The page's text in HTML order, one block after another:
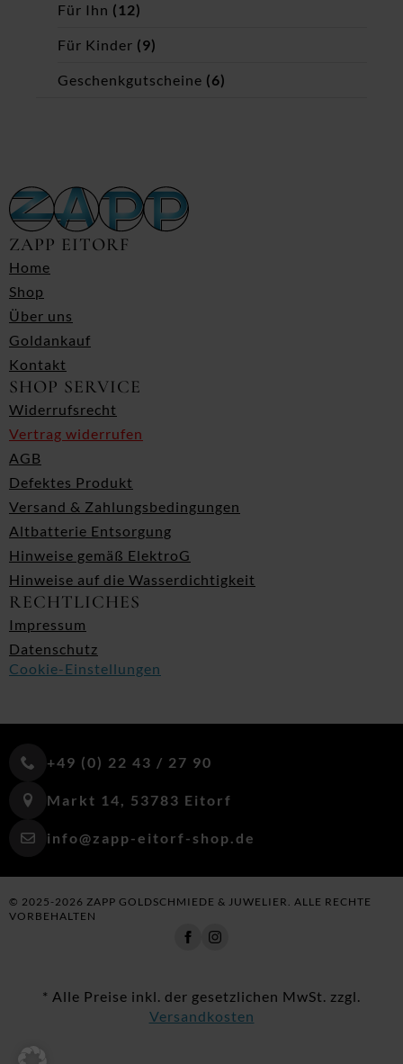
Für Ihn (12)
Für Kinder (9)
Geschenkgutscheine (6)
ZAPP EITORF
Home
Shop
Über uns
Goldankauf
Kontakt
SHOP SERVICE
Widerrufsrecht
Vertrag widerrufen
AGB
Defektes Produkt
Versand & Zahlungsbedingungen
Altbatterie Entsorgung
Hinweise gemäß ElektroG
Hinweise auf die Wasserdichtigkeit
RECHTLICHES
Impressum
Datenschutz
Cookie-Einstellungen
+49 (0) 22 43 / 27 90
Markt 14, 53783 Eitorf
info@zapp-eitorf-shop.de
© 2025-2026 ZAPP GOLDSCHMIEDE & JUWELIER. ALLE RECHTE
VORBEHALTEN
* Alle Preise inkl. der gesetzlichen MwSt. zzgl.
Versandkosten